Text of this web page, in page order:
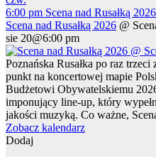
6:00 pm Scena nad Rusałką 2026
Scena nad Rusałką 2026 @
sie 20@6:00 pm
Poznańska Rusałka po raz
punkt na koncertowej mapie
Budżetowi Obywatelskiemu
imponujący line-up, który
jakości muzyką. Co ważne,
Zobacz kalendarz
Dodaj